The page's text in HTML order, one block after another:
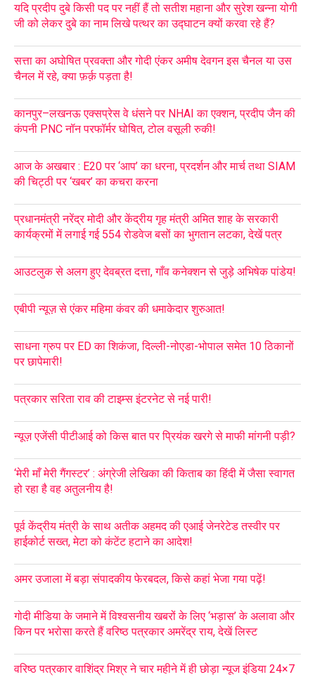
यदि प्रदीप दुबे किसी पद पर नहीं हैं तो सतीश महाना और सुरेश खन्ना योगी
जी को लेकर दुबे का नाम लिखे पत्थर का उद्घाटन क्यों करवा रहे हैं?
सत्ता का अघोषित प्रवक्ता और गोदी एंकर अमीष देवगन इस चैनल या उस
चैनल में रहे, क्या फ़र्क़ पड़ता है!
कानपुर–लखनऊ एक्सप्रेस वे धंसने पर NHAI का एक्शन, प्रदीप जैन की
कंपनी PNC नॉन परफॉर्मर घोषित, टोल वसूली रुकी!
आज के अखबार : E20 पर ‘आप’ का धरना, प्रदर्शन और मार्च तथा SIAM
की चिट्ठी पर ‘खबर’ का कचरा करना
प्रधानमंत्री नरेंद्र मोदी और केंद्रीय गृह मंत्री अमित शाह के सरकारी
कार्यक्रमों में लगाई गई 554 रोडवेज बसों का भुगतान लटका, देखें पत्र
आउटलुक से अलग हुए देवब्रत दत्ता, गाँव कनेक्शन से जुड़े अभिषेक पांडेय!
एबीपी न्यूज़ से एंकर महिमा कंवर की धमाकेदार शुरुआत!
साधना ग्रुप पर ED का शिकंजा, दिल्ली-नोएडा-भोपाल समेत 10 ठिकानों
पर छापेमारी!
पत्रकार सरिता राव की टाइम्स इंटरनेट से नई पारी!
न्यूज़ एजेंसी पीटीआई को किस बात पर प्रियंक खरगे से माफी मांगनी पड़ी?
‘मेरी माँ मेरी गैंगस्टर’ : अंग्रेजी लेखिका की किताब का हिंदी में जैसा स्वागत
हो रहा है वह अतुलनीय है!
पूर्व केंद्रीय मंत्री के साथ अतीक अहमद की एआई जेनरेटेड तस्वीर पर
हाईकोर्ट सख्त, मेटा को कंटेंट हटाने का आदेश!
अमर उजाला में बड़ा संपादकीय फेरबदल, किसे कहां भेजा गया पढ़ें!
गोदी मीडिया के जमाने में विश्वसनीय खबरों के लिए ‘भड़ास’ के अलावा और
किन पर भरोसा करते हैं वरिष्ठ पत्रकार अमरेंद्र राय, देखें लिस्ट
वरिष्ठ पत्रकार वाशिंद्र मिश्र ने चार महीने में ही छोड़ा न्यूज इंडिया 24×7